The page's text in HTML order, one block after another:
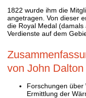
1822 wurde ihm die
angetragen. Von dieser
die Royal Medal (damals
Verdienste auf dem
von John Dalton
Forschungen über
Ermittlung der